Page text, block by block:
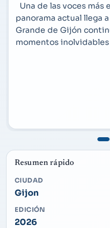
Una de las voces más
panorama actual llega
Grande de Gijón
momentos
Resumen rápido
CIUDAD
Gijon
EDICIÓN
2026